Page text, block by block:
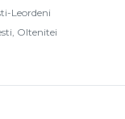
Leordeni
Oltenitei